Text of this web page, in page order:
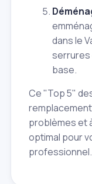
dans le
serrures
base.
Ce "Top 5"
problèmes et
optimal pour
professionnel.